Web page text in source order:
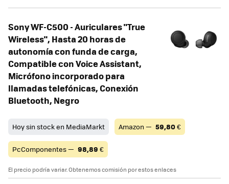
Sony WF-C500 - Auriculares "True
Wireless", Hasta 20 horas de
autonomía con funda de carga,
Compatible con Voice Assistant,
Micrófono incorporado para
llamadas telefónicas, Conexión
Bluetooth, Negro
Hoy sin stock en MediaMarkt Amazon — 59,80€
PcComponentes — 98,89 €
El precio podría variar. Obtenemos comisión por estos enlaces